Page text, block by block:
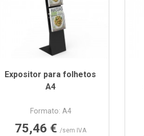
Expositor para folhetos
A4
Formato: A4
Preço
75,46 € /sem IVA